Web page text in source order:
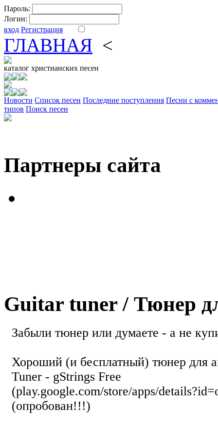
Пароль:
Логин:
вход Регистрация
ГЛАВНАЯ <
каталог христианских песен
Новости Cписок песен Последние поступления Песни с
типов Поиск песен
Партнеры сайта
Guitar tuner / Тюнер
Забыли тюнер или думаете - а не
Хороший (и бесплатный) тюнер для
Tuner - gStrings Free
(play.google.com/store/apps/
(опробован!!!)